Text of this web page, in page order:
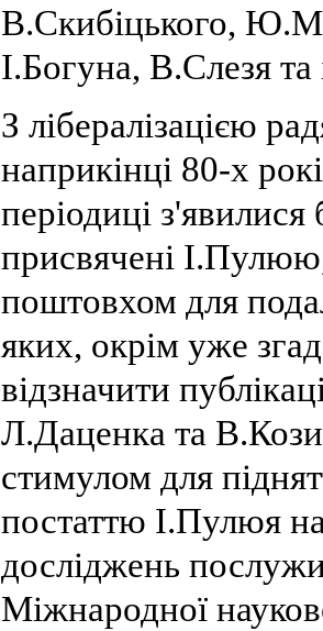
В.Скибіцького,
І.Богуна, В.Слезя та
З лібералізацією
наприкінці 80-х
періодиці з'явилися
присвячені
поштовхом для
яких, окрім уже
відзначити
Л.Даценка та
стимулом для
постаттю І.Пулюя
досліджень
Міжнародної